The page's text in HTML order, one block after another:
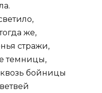
же,
стражи,
темницы,
бойницы